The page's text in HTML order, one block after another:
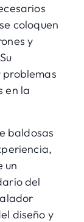
coloquen
y
en la
baldosas
un
del
diseño y